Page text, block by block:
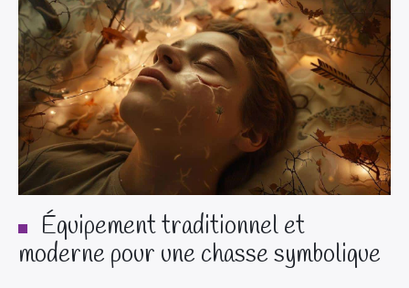
Équipement traditionnel et
moderne pour une chasse symbolique